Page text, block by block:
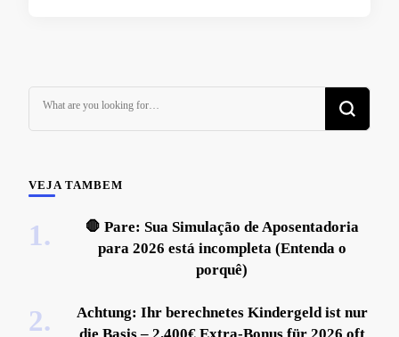
VEJA TAMBEM
🛑 Pare: Sua Simulação de Aposentadoria
para 2026 está incompleta (Entenda o
porquê)
Achtung: Ihr berechnetes Kindergeld ist nur